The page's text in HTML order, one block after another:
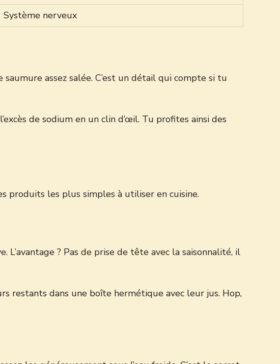
Système nerveux
assez salée. C’est un détail qui compte si tu
de sodium en un clin d’œil. Tu profites ainsi des
produits les plus simples à utiliser en cuisine.
L’avantage ? Pas de prise de tête avec la saisonnalité, il
restants dans une boîte hermétique avec leur jus. Hop,